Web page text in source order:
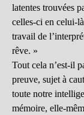
latentes trouvées
celles-ci en celui-
travail de
rêve. »
Tout cela n’est-il
preuve, sujet à
toute notre
mémoire, elle-